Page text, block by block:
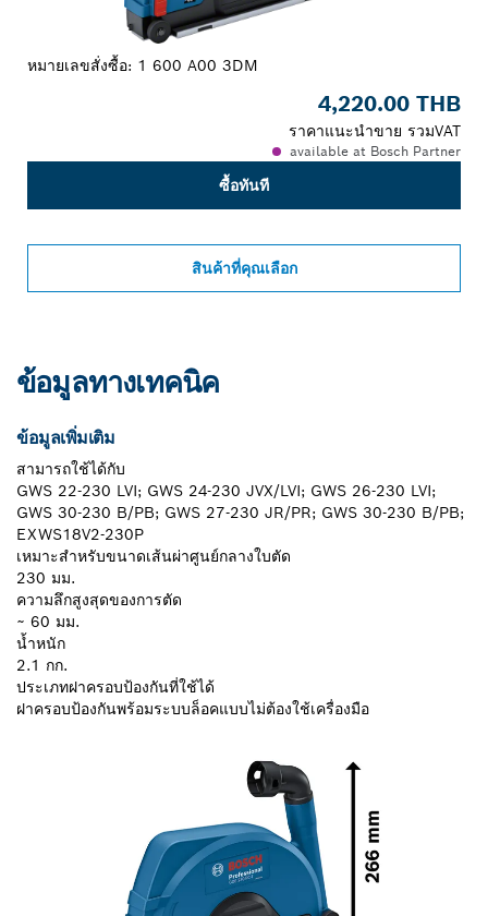
หมายเลขสั่งซื้อ: 1 600 A00 3DM
4,220.00 THB
ราคาแนะนำขาย รวมVAT
available at Bosch Partner
ซื้อทันที
สินค้าที่คุณเลือก
ข้อมูลทางเทคนิค
ข้อมูลเพิ่มเติม
สามารถใช้ได้กับ
GWS 22-230 LVI; GWS 24-230 JVX/LVI; GWS 26-230 LVI;
GWS 30-230 B/PB; GWS 27-230 JR/PR; GWS 30-230 B/PB;
EXWS18V2-230P
เหมาะสำหรับขนาดเส้นผ่าศูนย์กลางใบตัด
230 มม.
ความลึกสูงสุดของการตัด
~ 60 มม.
น้ำหนัก
2.1 กก.
ประเภทฝาครอบป้องกันที่ใช้ได้
ฝาครอบป้องกันพร้อมระบบล็อคแบบไม่ต้องใช้เครื่องมือ